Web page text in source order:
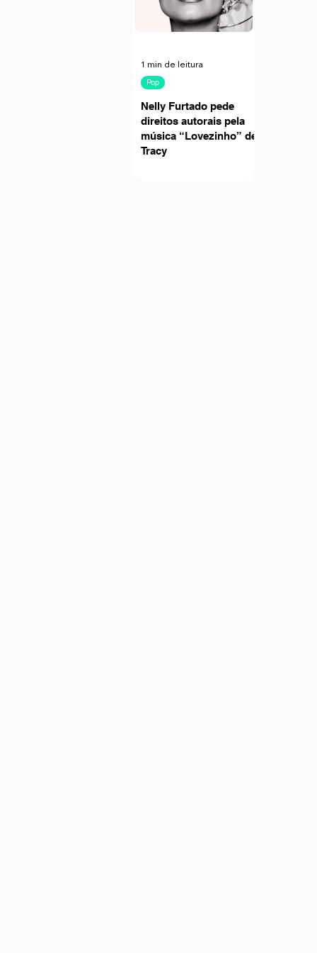
Nelly Furtado pede
direitos autorais pela
música “Lovezinho” de
Tracy
Pop
1 min de leitura